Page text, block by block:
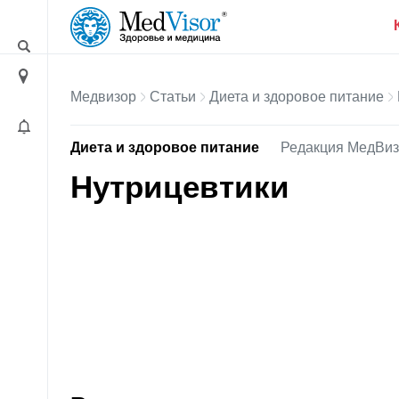
Медвизор Статьи Диета и здоровое питание
Диета и здоровое питание Редакция
Нутрицевтики